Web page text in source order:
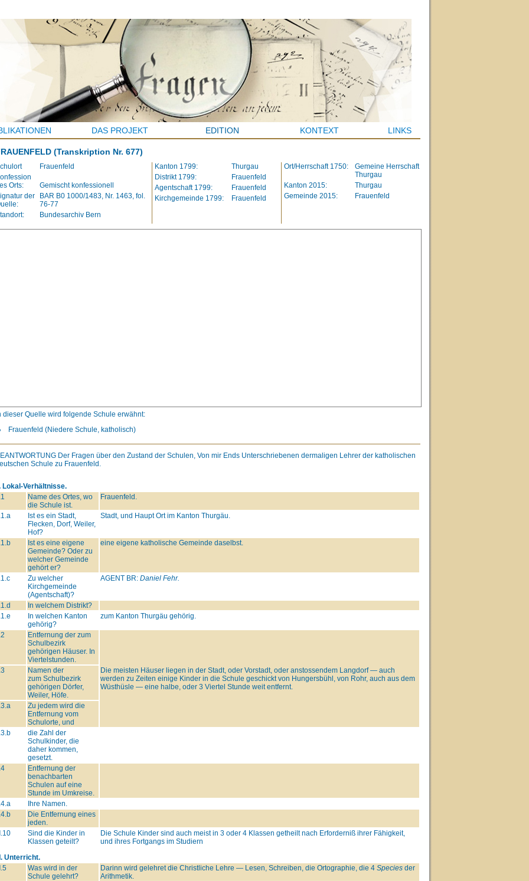
DAS PROJEKT EDITION KONTEXT LINKS
(Transkription Nr. 677)
Frauenfeld
Orts:
Gemischt konfessionell
der
BAR B0 1000/1483, Nr. 1463, fol.
76-77
Bundesarchiv Bern
Kanton 1799:
Thurgau
Distrikt 1799:
Frauenfeld
Agentschaft 1799:
Frauenfeld
Kirchgemeinde 1799:
Frauenfeld
Ort/Herrschaft 1750:
Gemeine Herrschaft
Thurgau
Kanton 2015:
Thurgau
Gemeinde 2015:
Frauenfeld
dieser Quelle wird folgende Schule erwähnt:
Frauenfeld (Niedere Schule, katholisch)
Der Fragen über den Zustand der Schulen, Von mir Ends Unterschriebenen dermaligen Lehrer der katholischen
Schule zu Frauenfeld.
Lokal-Verhältnisse.
Name des Ortes, wo
die Schule ist.
Frauenfeld.
Ist es ein Stadt,
Flecken, Dorf, Weiler,
Hof?
Stadt, und Haupt Ort im Kanton Thurgäu.
Ist es eine eigene
Gemeinde? Oder zu
welcher Gemeinde
gehört er?
eine eigene katholische Gemeinde daselbst.
Zu welcher
Kirchgemeinde
(Agentschaft)?
AGENT BR: Daniel Fehr.
In welchem Distrikt?
In welchen Kanton
gehörig?
zum Kanton Thurgäu gehörig.
Entfernung der zum
Schulbezirk
gehörigen Häuser. In
Viertelstunden.
Die meisten Häuser liegen in der Stadt, oder Vorstadt, oder anstossendem Langdorf — auch
werden zu Zeiten einige Kinder in die Schule geschickt von Hungersbühl, von Rohr, auch aus dem
Wüsthüsle — eine halbe, oder 3 Viertel Stunde weit entfernt.
Namen der
zum Schulbezirk
gehörigen Dörfer,
Weiler, Höfe.
Zu jedem wird die
Entfernung vom
Schulorte, und
die Zahl der
Schulkinder, die
daher kommen,
gesetzt.
Entfernung der
benachbarten
Schulen auf eine
Stunde im Umkreise.
Ihre Namen.
Die Entfernung eines
jeden.
Sind die Kinder in
Klassen geteilt?
Die Schule Kinder sind auch meist in 3 oder 4 Klassen getheilt nach Erforderniß ihrer Fähigkeit,
und ihres Fortgangs im Studiern
Unterricht.
Was wird in der
Schule gelehrt?
Darinn wird gelehret die Christliche Lehre — Lesen, Schreiben, die Ortographie, die 4 Speciesder
Arithmetik.